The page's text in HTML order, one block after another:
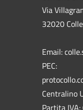
Via
32020
Email:
PEC:
Centralino
Partita